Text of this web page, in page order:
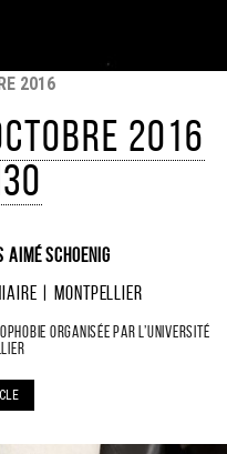
2016
2016
Schoenig
| Montpellier
organisée par l’université